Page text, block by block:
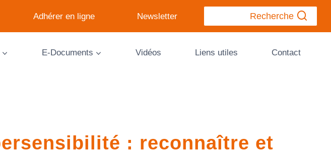
Adhérer en ligne Newsletter Recherche
E-Documents Vidéos Liens utiles Contact
: reconnaître et